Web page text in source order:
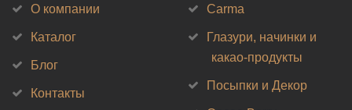
О компании
Каталог
Блог
Контакты
Carma
Глазури, начинки и
какао-продукты
Посыпки и Декор